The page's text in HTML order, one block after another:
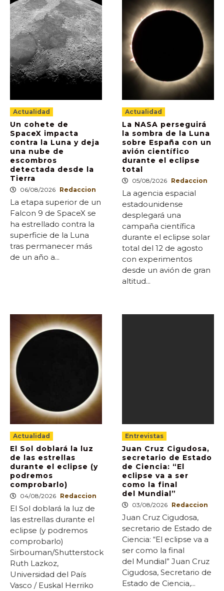
Actualidad
Un cohete de
SpaceX impacta
contra la Luna y deja
una nube de
escombros
detectada desde la
Tierra
06/08/2026 Redaccion
La etapa superior de un
Falcon 9 de SpaceX se
ha estrellado contra la
superficie de la Luna
tras permanecer más
de un año a...
Actualidad
La NASA perseguirá
la sombra de la Luna
sobre España con un
avión científico
durante el eclipse
total
05/08/2026 Redaccion
La agencia espacial
estadounidense
desplegará una
campaña científica
durante el eclipse solar
total del 12 de agosto
con experimentos
desde un avión de gran
altitud...
Actualidad
El Sol doblará la luz
de las estrellas
durante el eclipse (y
podremos
comprobarlo)
04/08/2026 Redaccion
El Sol doblará la luz de
las estrellas durante el
eclipse (y podremos
comprobarlo)
Sirbouman/Shutterstock
Ruth Lazkoz,
Universidad del País
Vasco / Euskal Herriko
Entrevistas
Juan Cruz Cigudosa,
secretario de Estado
de Ciencia: “El
eclipse va a ser
como la final
del Mundial”
03/08/2026 Redaccion
Juan Cruz Cigudosa,
secretario de Estado de
Ciencia: “El eclipse va a
ser como la final
del Mundial” Juan Cruz
Cigudosa, Secretario de
Estado de Ciencia,...